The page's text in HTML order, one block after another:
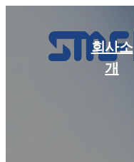
회사소
개